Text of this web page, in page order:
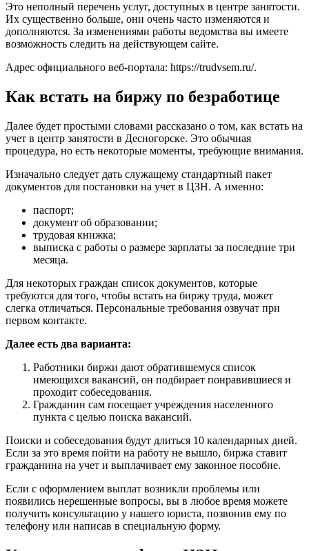
Это неполный перечень услуг, доступных в центре занятости.
Их существенно больше, они очень часто изменяются и
дополняются. За изменениями работы ведомства вы имеете
возможность следить на действующем сайте.
Адрес официального веб-портала: https://trudvsem.ru/.
Как встать на биржу по безработице
Далее будет простыми словами рассказано о том, как встать на
учет в центр занятости в Десногорске. Это обычная
процедура, но есть некоторые моменты, требующие внимания.
Изначально следует дать служащему стандартный пакет
документов для постановки на учет в ЦЗН. А именно:
паспорт;
документ об образовании;
трудовая книжка;
выписка с работы о размере зарплаты за последние три
месяца.
Для некоторых граждан список документов, которые
требуются для того, чтобы встать на биржу труда, может
слегка отличаться. Персональные требования озвучат при
первом контакте.
Далее есть два варианта:
Работники биржи дают обратившемуся список
имеющихся вакансий, он подбирает понравившиеся и
проходит собеседования.
Гражданин сам посещает учреждения населенного
пункта с целью поиска вакансий.
Поиски и собеседования будут длиться 10 календарных дней.
Если за это время пойти на работу не вышло, биржа ставит
гражданина на учет и выплачивает ему законное пособие.
Если с оформлением выплат возникли проблемы или
появились нерешенные вопросы, вы в любое время можете
получить консультацию у нашего юриста, позвонив ему по
телефону или написав в специальную форму.